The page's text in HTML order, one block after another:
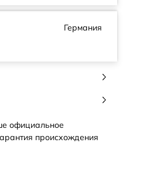
Германия
официальное
происхождения